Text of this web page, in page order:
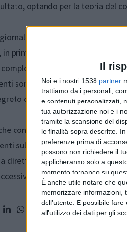
Il
Noi e i nostri 1538 partner
trattiamo dati personali,
e contenuti personalizzati,
tua autorizzazione noi e i
tramite la scansione del
le finalità sopra descritte.
preferenze prima di
possono non richiedere il
applicheranno solo a
momento tornando su
È anche utile notare che
memorizzare informazioni,
dell’utente. È possibile
all’utilizzo dei dati per gli
optando per la teoria del
la più autorevole
in primis quello della United
complotto, non riuscendo
sono emersi nell'ottobre del
di Stato.
con la morte di Kennedy, la
sul piano della politica estera
diretta non-stop per quattro
all'attacco terroristico